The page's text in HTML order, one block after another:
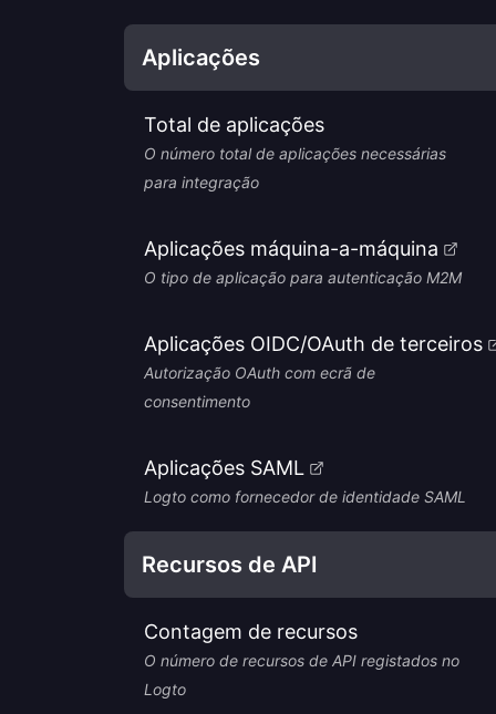
Aplicações
Total de aplicações
O número total de aplicações necessárias
para integração
Aplicações máquina-a-máquina
O tipo de aplicação para autenticação M2M
Aplicações OIDC/OAuth de terceiros
Autorização OAuth com ecrã de
consentimento
Aplicações SAML
Logto como fornecedor de identidade SAML
Recursos de API
Contagem de recursos
O número de recursos de API registados no
Logto